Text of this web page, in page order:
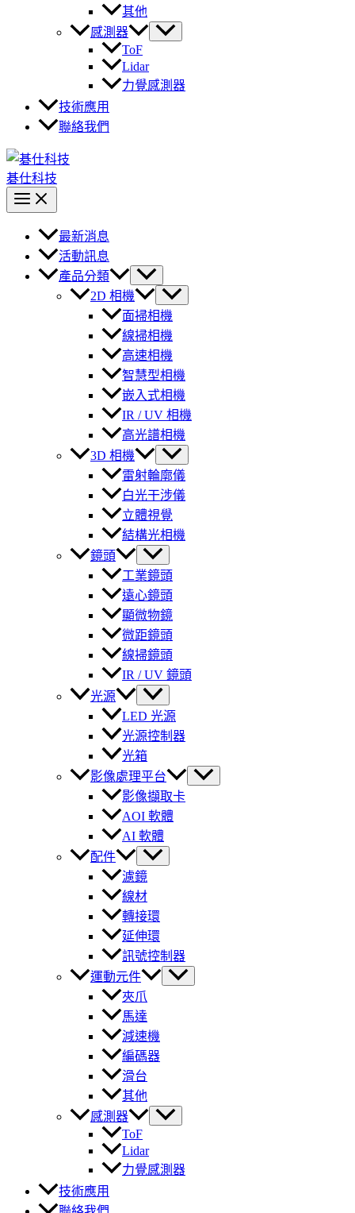
其他
感測器
ToF
Lidar
力覺感測器
技術應用
聯絡我們
碁仕科技
最新消息
活動訊息
產品分類
2D 相機
面掃相機
線掃相機
高速相機
智慧型相機
嵌入式相機
IR / UV 相機
高光譜相機
3D 相機
雷射輪廓儀
白光干涉儀
立體視覺
結構光相機
鏡頭
工業鏡頭
遠心鏡頭
顯微物鏡
微距鏡頭
線掃鏡頭
IR / UV 鏡頭
光源
LED 光源
光源控制器
光箱
影像處理平台
影像擷取卡
AOI 軟體
AI 軟體
配件
濾鏡
線材
轉接環
延伸環
訊號控制器
運動元件
夾爪
馬達
減速機
編碼器
滑台
其他
感測器
ToF
Lidar
力覺感測器
技術應用